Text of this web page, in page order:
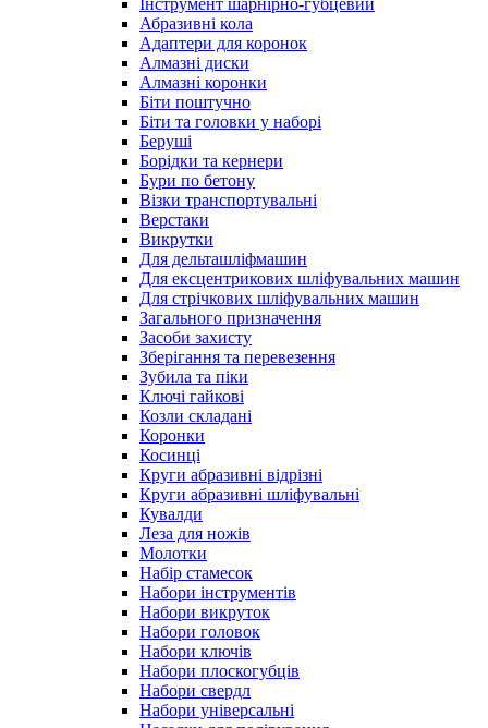
Інструмент шарнірно-губцевий
Абразивні кола
Адаптери для коронок
Алмазні диски
Алмазні коронки
Біти поштучно
Біти та головки у наборі
Беруші
Борідки та кернери
Бури по бетону
Візки транспортувальні
Верстаки
Викрутки
Для дельташліфмашин
Для ексцентрикових шліфувальних машин
Для стрічкових шліфувальних машин
Загального призначення
Засоби захисту
Зберігання та перевезення
Зубила та піки
Ключі гайкові
Козли складані
Коронки
Косинці
Круги абразивні відрізні
Круги абразивні шліфувальні
Кувалди
Леза для ножів
Молотки
Набір стамесок
Набори інструментів
Набори викруток
Набори головок
Набори ключів
Набори плоскогубців
Набори свердл
Набори універсальні